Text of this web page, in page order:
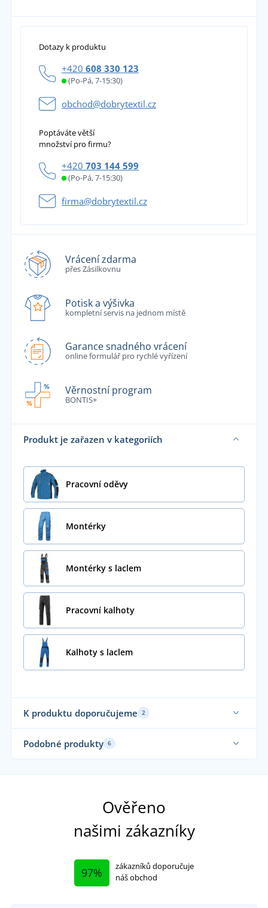
Dotazy k produktu
+420 608 330 123
(Po-Pá, 7-15:30)
obchod@dobrytextil.cz
Poptáváte větší
množství pro firmu?
+420 703 144 599
(Po-Pá, 7-15:30)
firma@dobrytextil.cz
Vrácení zdarma
přes Zásilkovnu
Potisk a výšivka
kompletní servis na jednom místě
Garance snadného vrácení
online formulář pro rychlé vyřízení
Věrnostní program
BONTIS+
Produkt je zařazen v kategoriích
Pracovní oděvy
Montérky
Montérky s laclem
Pracovní kalhoty
Kalhoty s laclem
K produktu doporučujeme 2
Podobné produkty 6
Ověřeno
našimi zákazníky
97%
zákazníků doporučuje
náš obchod